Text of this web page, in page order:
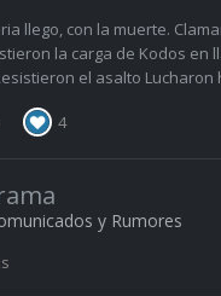
llego, con la muerte.
la carga de Kodos en
el asalto
4
y Rumores